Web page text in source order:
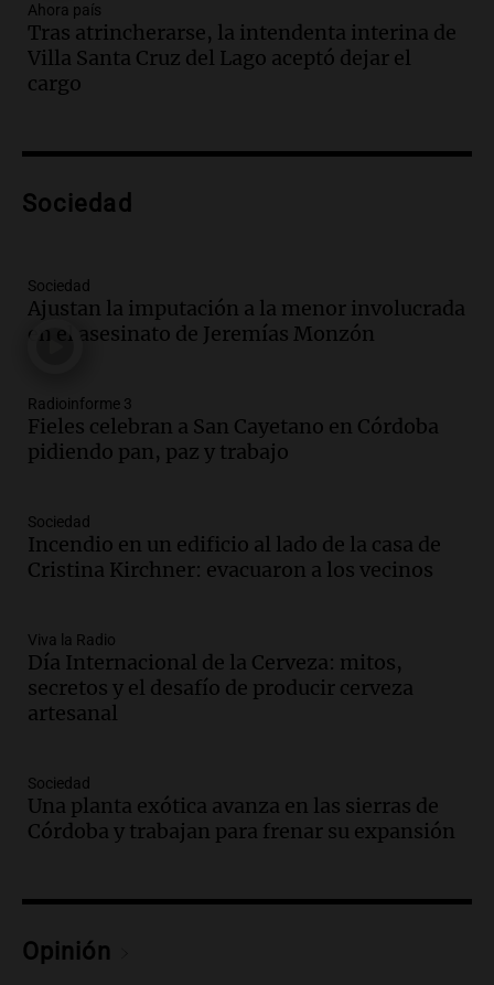
Panorama Federal
Episodios
Audio.Solicitan quiebra de Lebron
Group en medio de una investigación
Audio.
Panorama Federal
Episodios
Audio.El alzobispo García Cueva llama a
Panorama Federal
Episodios
Audio.La inflación en Buenos Aires
incertidumbre sobre el IPC nacional
Panorama Federal
Episodios
generan fuertes críticas
Panorama Federal
Episodios
sus salarios y genera alarma
Panorama Federal
Episodios
Panorama Federal
Episodios
Ahora país
Tras atrincherarse, la intendenta interina de
Villa Santa Cruz del Lago aceptó dejar el
cargo
Sociedad
Sociedad
Ajustan la imputación a la menor involucrada
en el asesinato de Jeremías Monzón
Radioinforme 3
Fieles celebran a San Cayetano en Córdoba
pidiendo pan, paz y trabajo
Sociedad
Incendio en un edificio al lado de la casa de
Cristina Kirchner: evacuaron a los vecinos
Viva la Radio
Día Internacional de la Cerveza: mitos,
secretos y el desafío de producir cerveza
artesanal
Sociedad
Una planta exótica avanza en las sierras de
Córdoba y trabajan para frenar su expansión
Opinión